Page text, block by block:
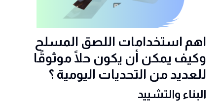
اهم استخدامات اللصق المسلح
وكيف يمكن أن يكون حلًا موثوقًا
للعديد من التحديات اليومية ؟
البناء والتشييد